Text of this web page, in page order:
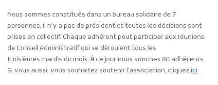
Nous sommes constitués dans un bureau solidaire de 7
personnes, il n’y a pas de président et toutes les décisions sont
prises en collectif. Chaque adhérent peut participer aux réunions
de Conseil Administratif qui se déroulent tous les
troisièmes mardis du mois. À ce jour nous sommes 80 adhérents.
Si vous aussi, vous souhaitez soutenir l’association, cliquezici.